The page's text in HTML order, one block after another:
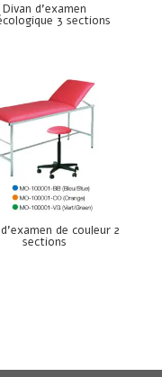
Divan d’examen
3 sections
de couleur 2
sections